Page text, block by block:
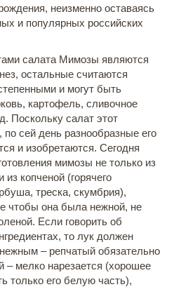
неизменно оставаясь
и популярных российских
салата Мимозы являются
остальные считаются
и могут быть
картофель, сливочное
Поскольку салат этот
сей день разнообразные его
и изобретаются. Сегодня
мимозы не только из
копченой (горячего
треска, скумбрия),
чтобы она была нежной, не
Если говорить об
то лук должен
– репчатый обязательно
– мелко нарезается (хорошее
только его белую часть),